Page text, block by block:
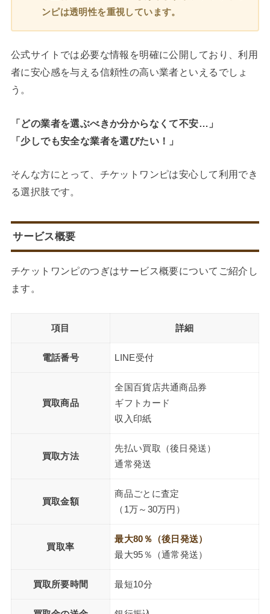
ンピは透明性を重視しています。
公式サイトでは必要な情報を明確に公開しており、利用
者に安心感を与える信頼性の高い業者といえるでしょ
う。
「どの業者を選ぶべきか分からなくて不安…」
「少しでも安全な業者を選びたい！」
そんな方にとって、チケットワンピは安心して利用でき
る選択肢です。
サービス概要
チケットワンピのつぎはサービス概要についてご紹介し
ます。
項目 詳細
電話番号 LINE受付
買取商品
全国百貨店共通商品券
ギフトカード
収入印紙
買取方法
先払い買取（後日発送）
通常発送
買取金額
商品ごとに査定
（1万～30万円）
買取率
最大80％（後日発送）
最大95％（通常発送）
買取所要時間 最短10分